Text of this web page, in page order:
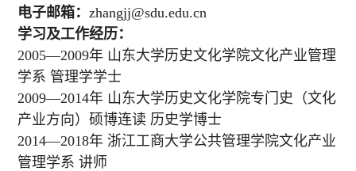
电子邮箱：zhangjj@sdu.edu.cn
学习及工作经历：
2005—2009年 山东大学历史文化学院文化产业管理
学系 管理学学士
2009—2014年 山东大学历史文化学院专门史（文化
产业方向）硕博连读 历史学博士
2014—2018年 浙江工商大学公共管理学院文化产业
管理学系 讲师